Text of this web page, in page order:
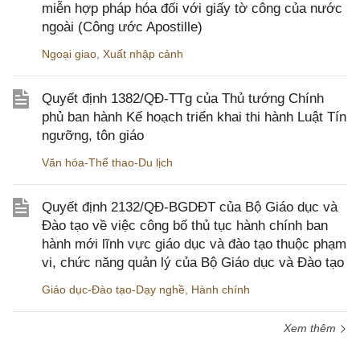
miễn hợp pháp hóa đối với giấy tờ công của nước
ngoài (Công ước Apostille)
Ngoại giao Xuất nhập cảnh
Quyết định 1382/QĐ-TTg của Thủ tướng Chính
phủ ban hành Kế hoạch triển khai thi hành Luật Tín
ngưỡng, tôn giáo
Văn hóa-Thể thao-Du lịch
Quyết định 2132/QĐ-BGDĐT của Bộ Giáo dục và
Đào tạo về việc công bố thủ tục hành chính ban
hành mới lĩnh vực giáo dục và đào tạo thuộc phạm
vi, chức năng quản lý của Bộ Giáo dục và Đào tạo
Giáo dục-Đào tạo-Dạy nghề Hành chính
Xem thêm